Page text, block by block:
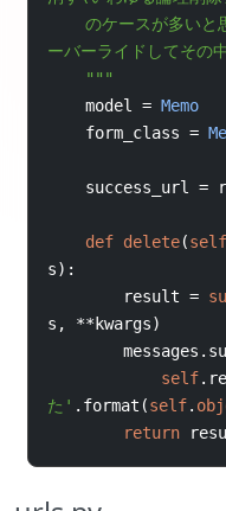
ーバーライドしてその
    """
model = Memo
    form_class
=
    success_url
=
def delete(self
s):
        result
=
s , ** kwargs)
        messages
.
self.
た' . format (self.
return